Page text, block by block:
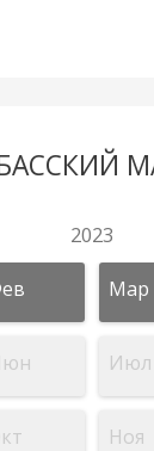
2023
Мар
Июл
Ноя